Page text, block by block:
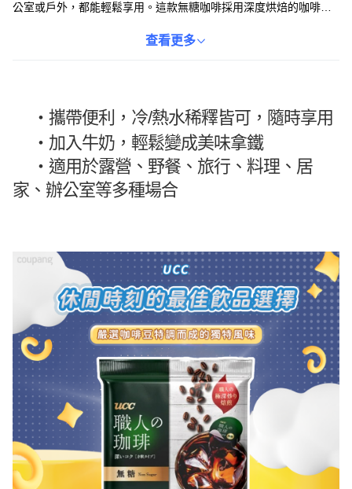
公室或戶外，都能輕鬆享用。這款無糖咖啡採用深度烘焙的咖啡
攝入。只需將咖啡球加入冷水或熱水，即可快速調製出一杯美味的
查看更多
・攜帶便利，冷/熱水稀釋皆可，隨時享用
・ 加入牛奶，輕鬆變成美味拿鐵
・ 適用於露營、野餐、旅行、料理、居
家、辦公室等多種場合